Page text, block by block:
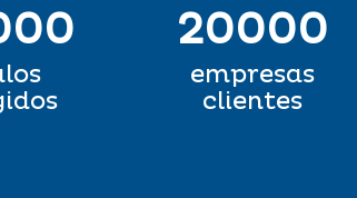
20000
empresas
clientes